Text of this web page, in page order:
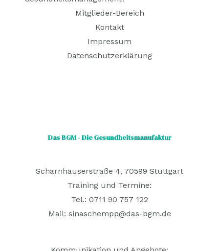
Mitglieder-Bereich
Kontakt
Impressum
Datenschutzerklärung
Das BGM - Die Gesundheitsmanufaktur
Scharnhauserstraße 4, 70599 Stuttgart
Training und Termine:
Tel.: 0711 90 757 122
Mail: sinaschempp@das-bgm.de